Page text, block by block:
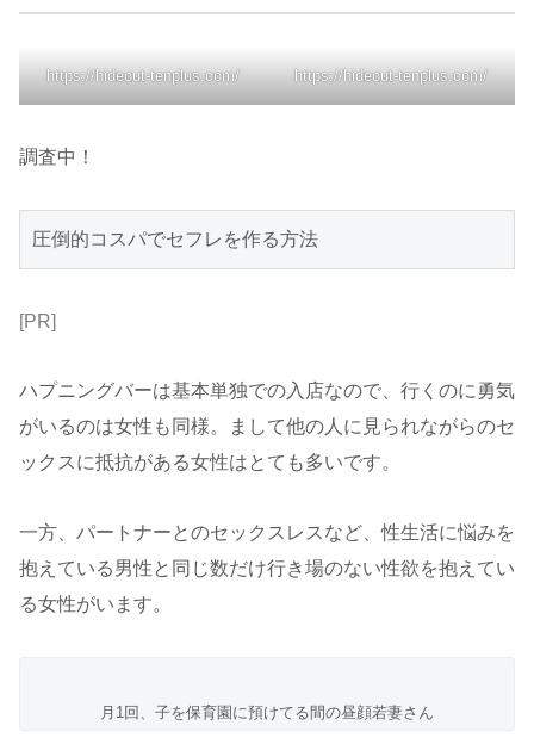
https://hideout-tenplus.com/ https://hideout-tenplus.com/
調査中！
圧倒的コスパでセフレを作る方法
[PR]
ハプニングバーは基本単独での入店なので、行くのに勇気
がいるのは女性も同様。まして他の人に見られながらのセ
ックスに抵抗がある女性はとても多いです。
一方、パートナーとのセックスレスなど、性生活に悩みを
抱えている男性と同じ数だけ行き場のない性欲を抱えてい
る女性がいます。
月1回、子を保育園に預けてる間の昼顔若妻さん